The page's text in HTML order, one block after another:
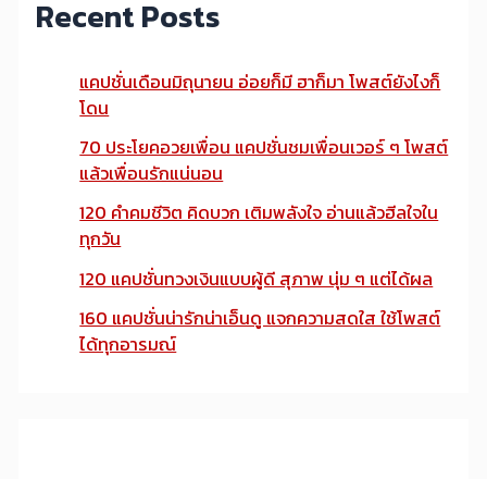
Recent Posts
แคปชั่นเดือนมิถุนายน อ่อยก็มี ฮาก็มา โพสต์ยังไงก็
โดน
70 ประโยคอวยเพื่อน แคปชั่นชมเพื่อนเวอร์ ๆ โพสต์
แล้วเพื่อนรักแน่นอน
120 คำคมชีวิต คิดบวก เติมพลังใจ อ่านแล้วฮีลใจใน
ทุกวัน
120 แคปชั่นทวงเงินแบบผู้ดี สุภาพ นุ่ม ๆ แต่ได้ผล
160 แคปชั่นน่ารักน่าเอ็นดู แจกความสดใส ใช้โพสต์
ได้ทุกอารมณ์